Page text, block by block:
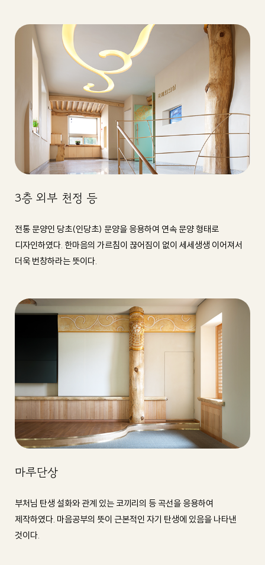
3층 외부 천정 등
전통 문양인 당초(인당초) 문양을 응용하여 연속 문양 형태로
디자인하였다. 한마음의 가르침이 끊어짐이 없이 세세생생 이어져서
더욱 번창하라는 뜻이다.
마루단상
부처님 탄생 설화와 관계 있는 코끼리의 등 곡선을 응용하여
제작하였다. 마음공부의 뜻이 근본적인 자기 탄생에 있음을 나타낸
것이다.